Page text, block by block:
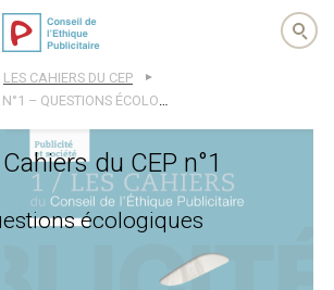
LES CAHIERS DU CEP
LES CAHIERS DU CEP N°1 – QUESTIONS ÉCOLOGIQUES
du CEP n°1
écologiques